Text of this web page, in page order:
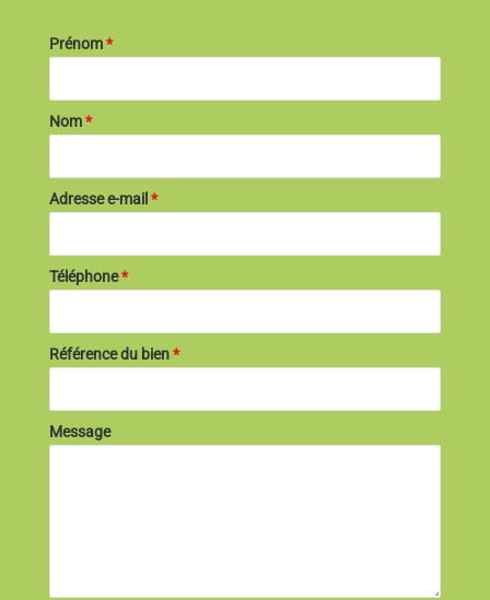
Prénom*
Nom*
Adresse e-mail *
Téléphone*
Référence du bien*
Message